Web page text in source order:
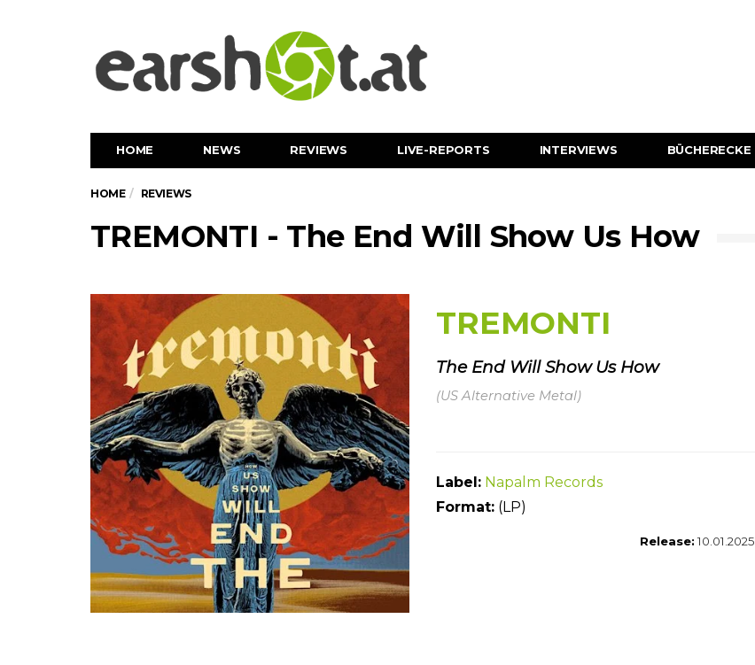
HOME NEWS REVIEWS LIVE-REPORTS INTERVIEWS BÜCHERECKE
HOME REVIEWS
TREMONTI - The End Will Show Us How
TREMONTI
The End Will Show Us How
(US Alternative Metal)
Label: Napalm Records
Format: (LP)
Release:10.01.2025